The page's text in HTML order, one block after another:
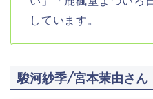
しています。
駿河紗季/宮本茉由さん